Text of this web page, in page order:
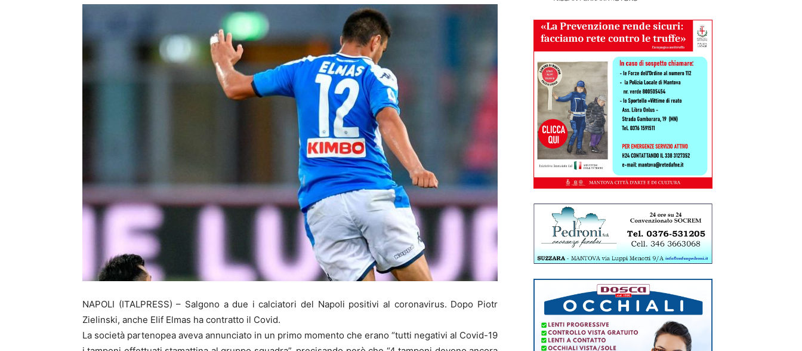
NAPOLI (ITALPRESS) – Salgono a due i calciatori del Napoli positivi al coronavirus. Dopo Piotr
Zielinski, anche Elif Elmas ha contratto il Covid.
La società partenopea aveva annunciato in un primo momento che erano “tutti negativi al Covid-19